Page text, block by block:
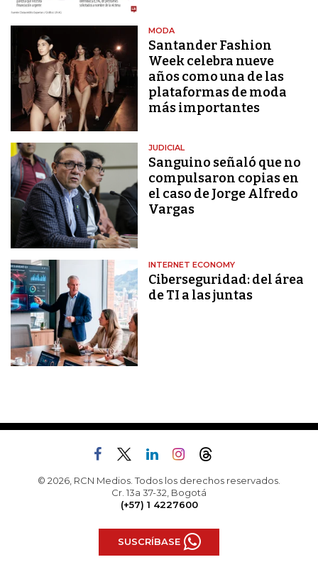
MODA
Santander Fashion
Week celebra nueve
años como una de las
plataformas de moda
más importantes
JUDICIAL
Sanguino señaló que no
compulsaron copias en
el caso de Jorge Alfredo
Vargas
INTERNET ECONOMY
Ciberseguridad: del área
de TI a las juntas
© 2026, RCN Medios. Todos los derechos reservados.
Cr. 13a 37-32, Bogotá
(+57) 1 4227600
SUSCRÍBASE